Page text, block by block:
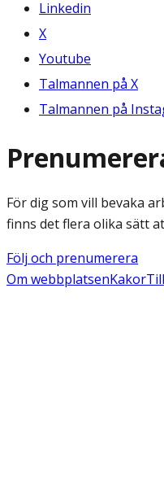
Linkedin
X
Youtube
Talmannen på X
Talmannen på
För dig som vill bevaka
finns det flera olika sätt
Följ och prenumerera
Om webbplatsenKakor